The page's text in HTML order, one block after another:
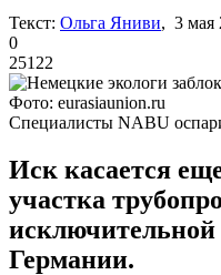
Текст: Ольга Яниви, 3 мая
0
25122
Фото: eurasiaunion.ru
Специалисты NABU
Иск касается
участка
исключительной
Германии.